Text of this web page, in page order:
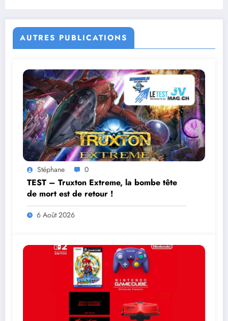
AUTRES PUBLICATIONS
Stéphane 0
TEST – Truxton Extreme, la bombe tête
de mort est de retour !
6 Août 2026